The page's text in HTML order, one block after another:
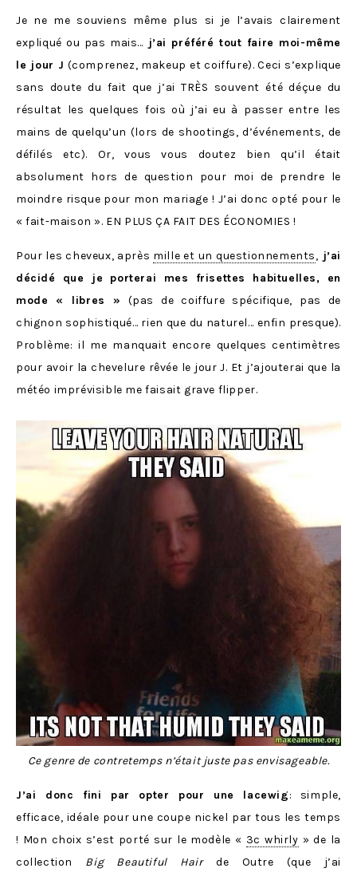
Je ne me souviens même plus si je l’avais clairement
expliqué ou pas mais… j’ai préféré tout faire moi-même
le jour J (comprenez, makeup et coiffure). Ceci s’explique
sans doute du fait que j’ai TRÈS souvent été déçue du
résultat les quelques fois où j’ai eu à passer entre les
mains de quelqu’un (lors de shootings, d’événements, de
défilés etc). Or, vous vous doutez bien qu’il était
absolument hors de question pour moi de prendre le
moindre risque pour mon mariage ! J’ai donc opté pour le
« fait-maison ». EN PLUS ÇA FAIT DES ÉCONOMIES !
Pour les cheveux, après mille et un questionnements, j’ai
décidé que je porterai mes frisettes habituelles, en
mode « libres » (pas de coiffure spécifique, pas de
chignon sophistiqué… rien que du naturel… enfin presque).
Problème: il me manquait encore quelques centimètres
pour avoir la chevelure rêvée le jour J. Et j’ajouterai que la
météo imprévisible me faisait grave flipper.
Ce genre de contretemps n’était juste pas envisageable.
J’ai donc fini par opter pour une lacewig: simple,
efficace, idéale pour une coupe nickel par tous les temps
! Mon choix s’est porté sur le modèle « 3c whirly » de la
collection Big Beautiful Hairde Outre (que j’ai